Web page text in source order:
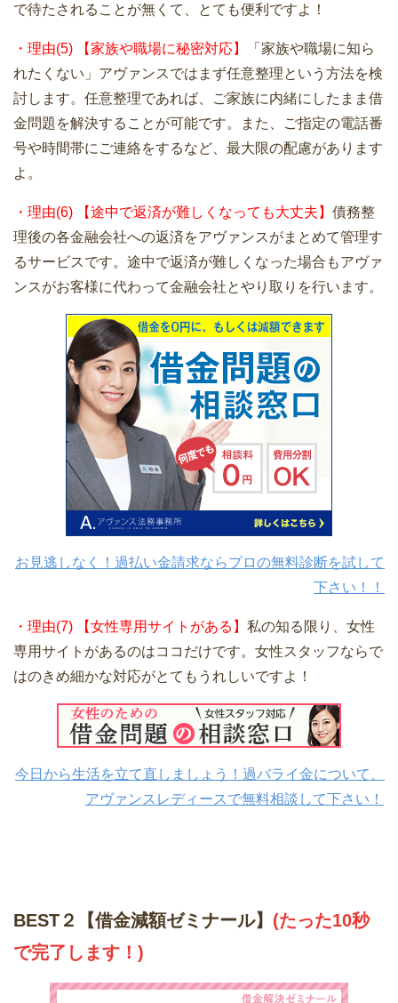
で待たされることが無くて、とても便利ですよ！
・理由(5) 【家族や職場に秘密対応】
「家族や職場に知ら
れたくない」アヴァンスではまず任意整理という方法を検
討します。任意整理であれば、ご家族に内緒にしたまま借
金問題を解決することが可能です。また、ご指定の電話番
号や時間帯にご連絡をするなど、最大限の配慮があります
よ。
・理由(6) 【途中で返済が難しくなっても大丈夫】 債務整
理後の各金融会社への返済をアヴァンスがまとめて管理す
るサービスです。途中で返済が難しくなった場合もアヴァ
ンスがお客様に代わって金融会社とやり取りを行います。
お見逃しなく！過払い金請求ならプロの無料診断を試して
下さい！！
・理由(7) 【女性専用サイトがある】 私の知る限り、女性
専用サイトがあるのはココだけです。女性スタッフならで
はのきめ細かな対応がとてもうれしいですよ！
今日から生活を立て直しましょう！過バライ金について、
アヴァンスレディースで無料相談して下さい！
BEST２【借金減額ゼミナール】 (たった10秒
で完了します！)